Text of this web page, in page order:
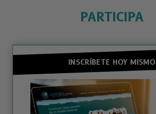
PARTICIPA
INSCRÍBETE HOY MISMO